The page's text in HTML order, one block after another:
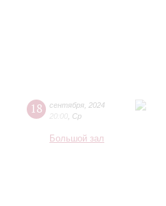
18 сентября 2024
20:00 Ср
Большой зал